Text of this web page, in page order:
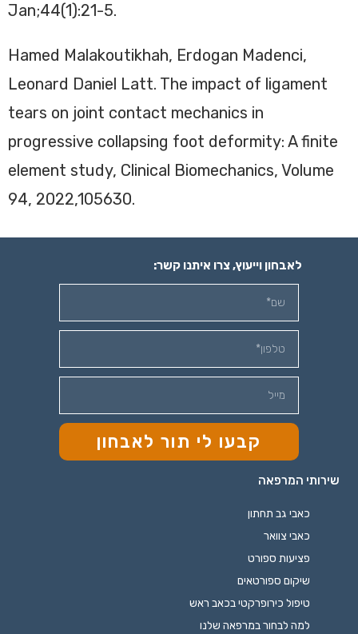
Jan;44(1):21-5.
Hamed Malakoutikhah, Erdogan Madenci,
Leonard Daniel Latt. The impact of ligament
tears on joint contact mechanics in
progressive collapsing foot deformity: A finite
element study, Clinical Biomechanics, Volume
94, 2022,105630.
שירותי המרפאה
כאבי גב תחתון
כאבי צוואר
פציעות ספורט
שיקום ספורטאים
טיפול כירופרקטי בכאב ראש
למה לבחור במרפאה שלנו
לאבחון וייעוץ, צרו איתנו קשר:
קבעו לי תור לאבחון